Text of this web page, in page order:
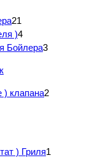
21
)4
Бойлера3
) клапана2
) Гриля1